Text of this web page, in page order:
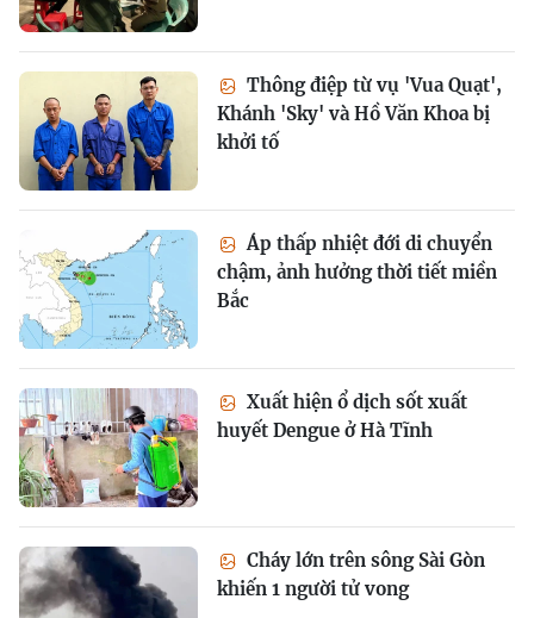
Thông điệp từ vụ 'Vua Quạt',
Khánh 'Sky' và Hồ Văn Khoa bị
khởi tố
Áp thấp nhiệt đới di chuyển
chậm, ảnh hưởng thời tiết miền
Bắc
Xuất hiện ổ dịch sốt xuất
huyết Dengue ở Hà Tĩnh
Cháy lớn trên sông Sài Gòn
khiến 1 người tử vong